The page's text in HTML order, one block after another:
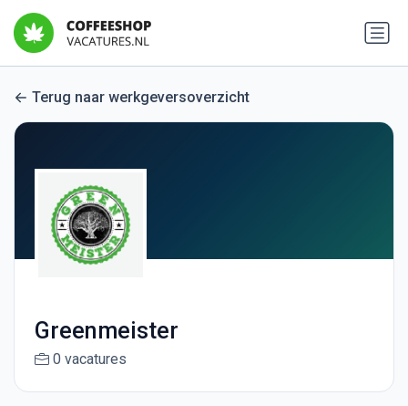
Terug naar werkgeversoverzicht
Greenmeister
0 vacatures